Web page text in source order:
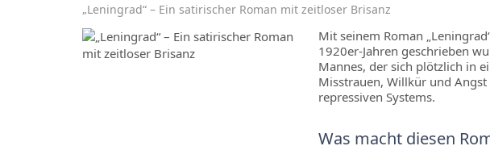
„Leningrad“ – Ein satirischer Roman mit zeitloser Brisanz
Mit seinem Roman
1920er-Jahren geschrieben
Mannes, der sich plötzlich in
Misstrauen, Willkür und
repressiven Systems.
Was macht diesen